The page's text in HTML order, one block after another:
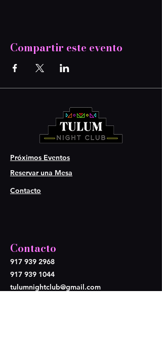
Compartir este evento
Próximos Eventos
Reservar una Mesa
Contacto
Contacto
917 939 2968
917 939 1044
tulumnightclub@gmail.com